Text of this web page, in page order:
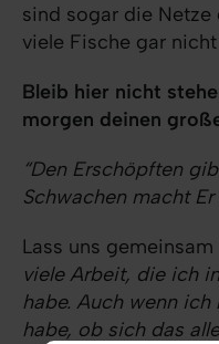
sind sogar die
viele Fische gar
Bleib hier nicht
morgen deinen
“Den Erschöpften
Schwachen macht Er
Lass uns gemeinsam
viele Arbeit, die ich
habe. Auch wenn
habe, ob sich das